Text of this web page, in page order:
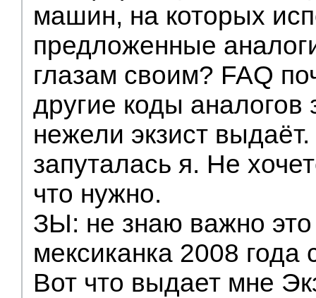
машин, на которых
предложенные
глазам своим? FAQ
другие коды аналогов
нежели экзист
запуталась я. Не
что нужно.
ЗЫ: не знаю важно
мексиканка 2008 года
Вот что выдает мне